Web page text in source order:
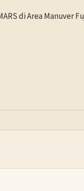
di Area Manuver